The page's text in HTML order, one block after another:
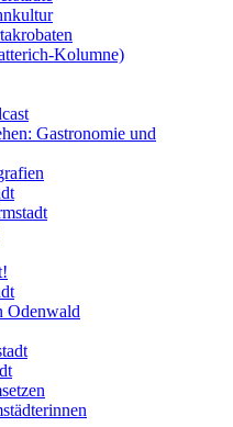
Kolumne)
Gastronomie und
Odenwald